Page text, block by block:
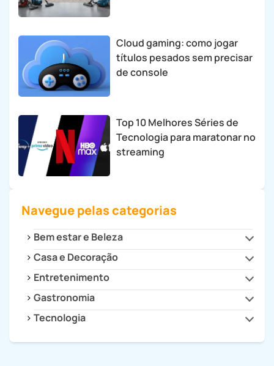
Cloud gaming: como jogar
títulos pesados sem precisar
de console
Top 10 Melhores Séries de
Tecnologia para maratonar no
streaming
Navegue pelas categorias
Bem estar e Beleza
Beleza e Estilo
Saúde
Casa e Decoração
Cozinha
Decoração
Dicas para Casa
Eletrodomésticos
Entretenimento
Cultura
Filmes e Séries
Games
Gastronomia
Drinks e Bebidas
Tecnologia